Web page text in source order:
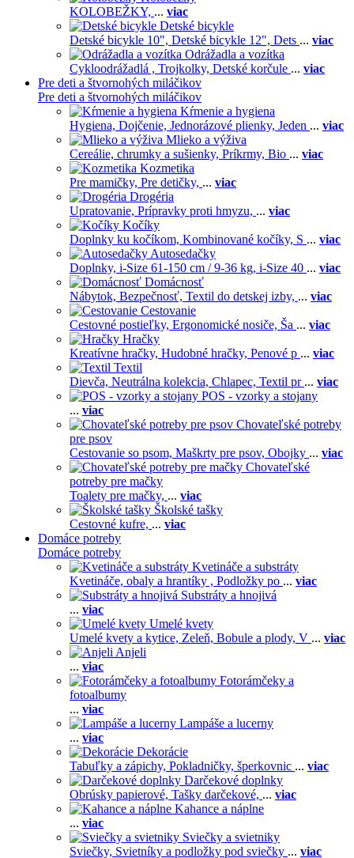
KOLOBEŽKY, ... viac
Detské bicykle
Detské bicykle 10", Detské bicykle 12", Dets ... viac
Odrážadla a vozítka
Cykloodrážadlá , Trojkolky, Detské korčule ... viac
Pre deti a štvornohých miláčikov
Pre deti a štvornohých miláčikov
Kŕmenie a hygiena
Hygiena, Dojčenie, Jednorázové plienky, Jeden ... viac
Mlieko a výživa
Cereálie, chrumky a sušienky, Príkrmy, Bio ... viac
Kozmetika
Pre mamičky, Pre detičky, ... viac
Drogéria
Upratovanie, Prípravky proti hmyzu, ... viac
Kočíky
Doplnky ku kočíkom, Kombinované kočíky, S ... viac
Autosedačky
Doplnky, i-Size 61-150 cm / 9-36 kg, i-Size 40 ... viac
Domácnosť
Nábytok, Bezpečnosť, Textil do detskej izby, ... viac
Cestovanie
Cestovné postieľky, Ergonomické nosiče, Ša ... viac
Hračky
Kreatívne hračky, Hudobné hračky, Penové p ... viac
Textil
Dievča, Neutrálna kolekcia, Chlapec, Textil pr ... viac
POS - vzorky a stojany
... viac
Chovateľské potreby
pre psov
Cestovanie so psom, Maškrty pre psov, Obojky ... viac
Chovateľské
potreby pre mačky
Toalety pre mačky, ... viac
Školské tašky
Cestovné kufre, ... viac
Domáce potreby
Domáce potreby
Kvetináče a substráty
Kvetináče, obaly a hrantíky , Podložky po ... viac
Substráty a hnojivá
... viac
Umelé kvety
Umelé kvety a kytice, Zeleň, Bobule a plody, V ... viac
Anjeli
... viac
Fotorámčeky a
fotoalbumy
... viac
Lampáše a lucerny
... viac
Dekorácie
Tabuľky a zápichy, Pokladničky, šperkovnic ... viac
Darčekové doplnky
Obrúsky papierové, Tašky darčekové, ... viac
Kahance a náplne
... viac
Sviečky a svietniky
Sviečky, Svietníky a podložky pod sviečky ... viac